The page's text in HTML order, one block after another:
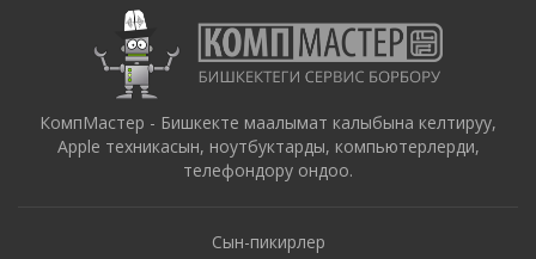
КомпМастер - Бишкекте маалымат калыбына келтируу,
Apple техникасын, ноутбуктарды, компьютерлерди,
телефондору ондоо.
Сын-пикирлер